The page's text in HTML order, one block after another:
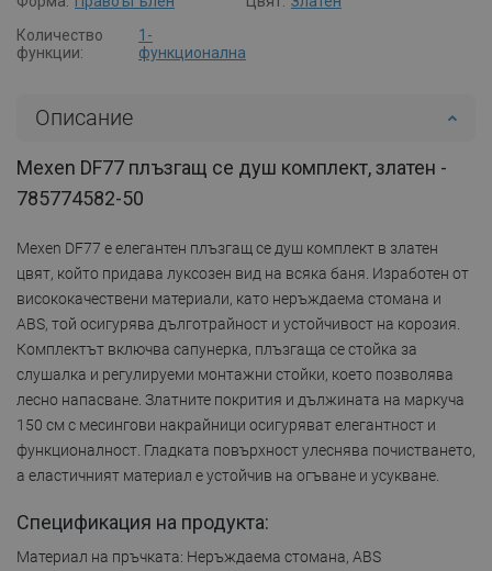
Количество
функции:
1-
функционална
Описание
Mexen DF77 плъзгащ се душ комплект, златен -
785774582-50
Mexen DF77 е елегантен плъзгащ се душ комплект в златен
цвят, който придава луксозен вид на всяка баня. Изработен от
висококачествени материали, като неръждаема стомана и
ABS, той осигурява дълготрайност и устойчивост на корозия.
Комплектът включва сапунерка, плъзгаща се стойка за
слушалка и регулируеми монтажни стойки, което позволява
лесно напасване. Златните покрития и дължината на маркуча
150 см с месингови накрайници осигуряват елегантност и
функционалност. Гладката повърхност улеснява почистването,
а еластичният материал е устойчив на огъване и усукване.
Спецификация на продукта:
Материал на пръчката: Неръждаема стомана, ABS